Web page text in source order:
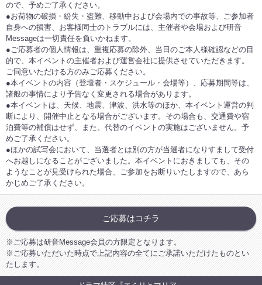
ので、予めご了承ください。
●お荷物の破損・紛失・盗難、移動中および会場内での事故等、ご参加者
自身への損害、お客様同士のトラブルには、主催者や会場および研音
Messageは一切責任を負いかねます。
●ご応募者の個人情報は、重複応募の除外、当日のご本人様確認などの目
的で、本イベントの主催者および運営会社に提供させていただきます。
ご同意いただける方のみご応募ください。
●本イベントの内容（登壇者・スケジュール・会場等）、応募期間等は、
諸般の事情により予告なく変更される場合があります。
●本イベントは、天候、地震、津波、洪水等のほか、本イベント運営の判
断により、開催中止となる場合がございます。その場合も、交通費や宿
泊費等の補償はせず、また、代替のイベントの実施はございません。予
めご了承ください。
●ほかの試写会において、当選者とは別の方が当選者になりすまして受付
へお越しになることがございました。本イベントにおきましても、その
ようなことが見受けられた場合、ご参加をお断りいたしますので、あら
かじめご了承ください。
ご応募はコチラ
※ご応募は研音Message会員の方限定となります。
※ご応募いただいた時点で上記内容の全てにご承諾いただけたものとい
たします。